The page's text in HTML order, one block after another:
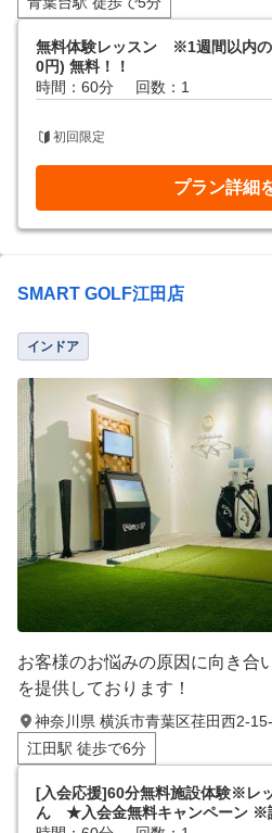
無料体験レッスン ※1週間以内の
0円) 無料！！
時間：60分
回数：1
初回限定
プラン詳細
SMART GOLF江田店
インドア
お客様のお悩みの原因に向き合
を提供しております！
神奈川県 横浜市青葉区荏田西2-
江田駅 徒歩で6分
[入会応援]60分無料施設体験※レ
ん ★入会金無料キャンペーン ※